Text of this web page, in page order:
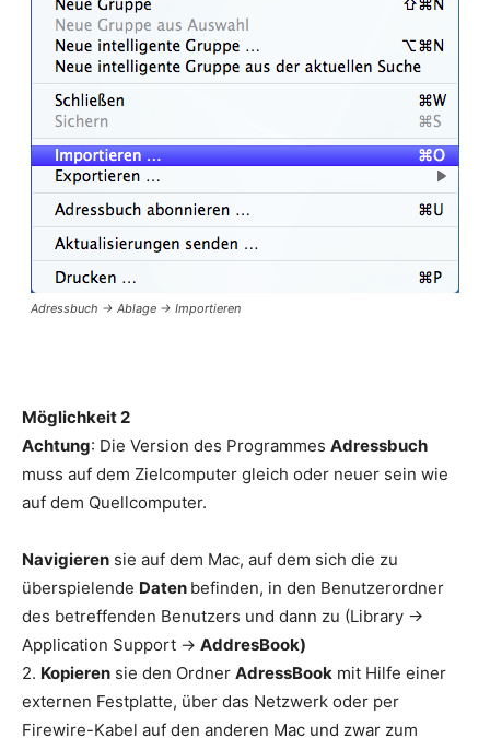
Adressbuch -> Ablage -> Importieren
Möglichkeit 2
Achtung: Die Version des Programmes Adressbuch
muss auf dem Zielcomputer gleich oder neuer sein wie
auf dem Quellcomputer.
Navigieren sie auf dem Mac, auf dem sich die zu
überspielende Daten befinden, in den Benutzerordner
des betreffenden Benutzers und dann zu (Library ->
Application Support -> AddresBook)
2. Kopieren sie den Ordner AdressBook mit Hilfe einer
externen Festplatte, über das Netzwerk oder per
Firewire-Kabel auf den anderen Mac und zwar zum